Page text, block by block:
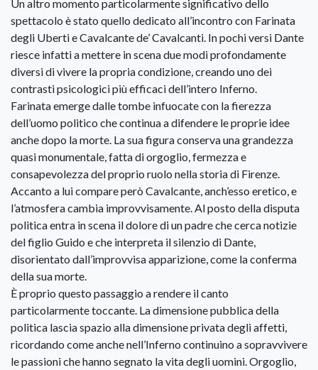
Un altro momento particolarmente significativo dello
spettacolo è stato quello dedicato all’incontro con Farinata
degli Uberti e Cavalcante de’ Cavalcanti. In pochi versi Dante
riesce infatti a mettere in scena due modi profondamente
diversi di vivere la propria condizione, creando uno dei
contrasti psicologici più efficaci dell’intero Inferno.
Farinata emerge dalle tombe infuocate con la fierezza
dell’uomo politico che continua a difendere le proprie idee
anche dopo la morte. La sua figura conserva una grandezza
quasi monumentale, fatta di orgoglio, fermezza e
consapevolezza del proprio ruolo nella storia di Firenze.
Accanto a lui compare però Cavalcante, anch’esso eretico, e
l’atmosfera cambia improvvisamente. Al posto della disputa
politica entra in scena il dolore di un padre che cerca notizie
del figlio Guido e che interpreta il silenzio di Dante,
disorientato dall’improvvisa apparizione, come la conferma
della sua morte.
È proprio questo passaggio a rendere il canto
particolarmente toccante. La dimensione pubblica della
politica lascia spazio alla dimensione privata degli affetti,
ricordando come anche nell’Inferno continuino a sopravvivere
le passioni che hanno segnato la vita degli uomini. Orgoglio,